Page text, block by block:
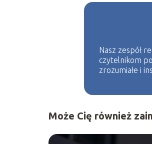
Nasz zespół
czytelnikom
zrozumiałe i
Może Cię również